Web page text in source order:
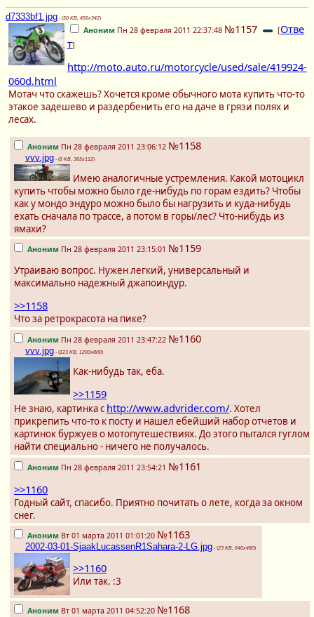
d7333bf1.jpg - (50 KB, 456x342)
Аноним Пн 28 февраля 2011 22:37:48 №1157 [Отве
т]
http://moto.auto.ru/motorcycle/used/sale/419924-
060d.html
Мотач что скажешь? Хочется кроме обычного мота купить что-то
этакое задешево и раздербенить его на даче в грязи полях и
лесах.
Аноним Пн 28 февраля 2011 23:06:12 №1158
vvv.jpg - (9 KB, 365x112)
Имею аналогичные устремления. Какой мотоцикл
купить чтобы можно было где-нибудь по горам ездить? Чтобы
как у мондо эндуро можно было бы нагрузить и куда-нибудь
ехать сначала по трассе, а потом в горы/лес? Что-нибудь из
ямахи?
Аноним Пн 28 февраля 2011 23:15:01 №1159
Утраиваю вопрос. Нужен легкий, универсальный и
максимально надежный джапоиндур.
>>1158
Что за ретрокрасота на пике?
Аноним Пн 28 февраля 2011 23:47:22 №1160
vvv.jpg - (123 KB, 1200x800)
Как-нибудь так, еба.
>>1159
Не знаю, картинка с http://www.advrider.com/. Хотел
прикрепить что-то к посту и нашел ебейший набор отчетов и
картинок буржуев о мотопутешествиях. До этого пытался гуглом
найти специально - ничего не получалось.
Аноним Пн 28 февраля 2011 23:54:21 №1161
>>1160
Годный сайт, спасибо. Приятно почитать о лете, когда за окном
снег.
Аноним Вт 01 марта 2011 01:01:20 №1163
2002-03-01-SjaakLucassenR1Sahara-2-LG.jpg - (23 KB, 640x480)
>>1160
Или так. :3
Аноним Вт 01 марта 2011 04:52:20 №1168